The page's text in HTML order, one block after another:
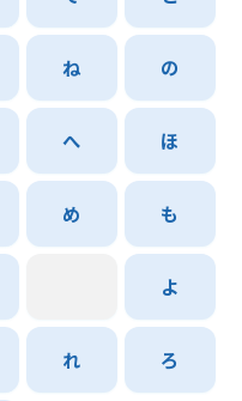
ね の
へ ほ
め も
よ
れ ろ